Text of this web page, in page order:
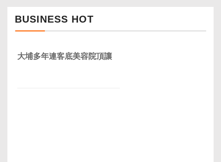
BUSINESS HOT
大埔多年連客底美容院頂讓